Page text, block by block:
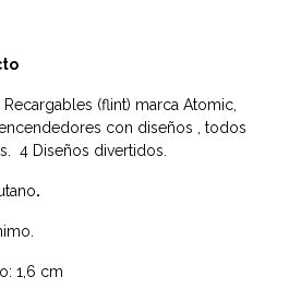
(flint) marca Atomic,
con diseños , todos
4 Diseños divertidos.
.
1,6 cm